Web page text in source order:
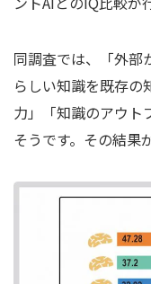
同調査では、「外部
らしい知識を既存の
力」「知識のアウト
そうです。その結果